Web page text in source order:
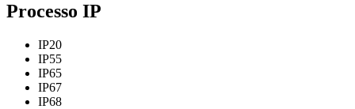
Processo IP
IP20
IP55
IP65
IP67
IP68